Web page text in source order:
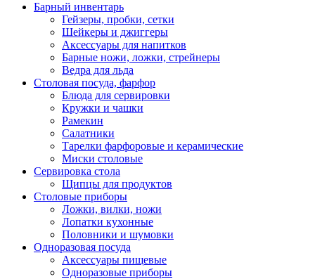
Барный инвентарь
Гейзеры, пробки, сетки
Шейкеры и джиггеры
Аксессуары для напитков
Барные ножи, ложки, стрейнеры
Ведра для льда
Столовая посуда, фарфор
Блюда для сервировки
Кружки и чашки
Рамекин
Салатники
Тарелки фарфоровые и керамические
Миски столовые
Сервировка стола
Щипцы для продуктов
Столовые приборы
Ложки, вилки, ножи
Лопатки кухонные
Половники и шумовки
Одноразовая посуда
Аксессуары пищевые
Одноразовые приборы